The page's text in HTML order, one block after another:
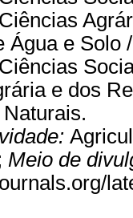
Ciências
Água e Solo
Ciências
e dos
Meio de